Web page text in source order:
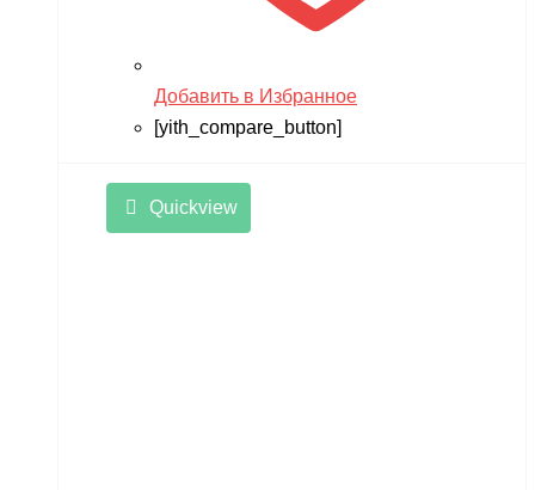
Добавить в Избранное
[yith_compare_button]
Quickview